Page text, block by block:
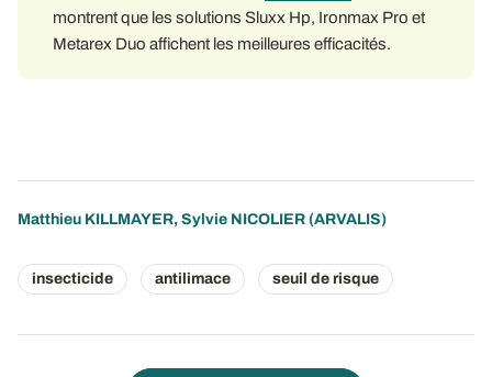
montrent que les solutions Sluxx Hp, Ironmax Pro et
Metarex Duo affichent les meilleures efficacités.
Matthieu KILLMAYER, Sylvie NICOLIER (ARVALIS)
insecticide antilimace seuil de risque